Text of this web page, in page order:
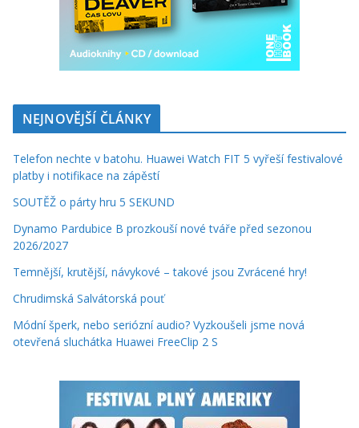
NEJNOVĚJŠÍ ČLÁNKY
Telefon nechte v batohu. Huawei Watch FIT 5 vyřeší festivalové
platby i notifikace na zápěstí
SOUTĚŽ o párty hru 5 SEKUND
Dynamo Pardubice B prozkouší nové tváře před sezonou
2026/2027
Temnější, krutější, návykové – takové jsou Zvrácené hry!
Chrudimská Salvátorská pouť
Módní šperk, nebo seriózní audio? Vyzkoušeli jsme nová
otevřená sluchátka Huawei FreeClip 2 S